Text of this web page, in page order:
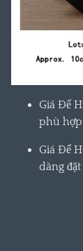
Giá Để
phù hợp
Giá Để
dàng